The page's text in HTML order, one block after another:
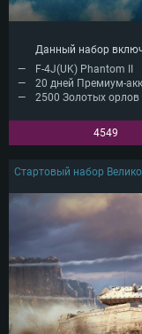
Данный набор
F-4J(UK) Phantom II
20 дней Премиум-
2500 Золотых орлов
4549
Стартовый набор